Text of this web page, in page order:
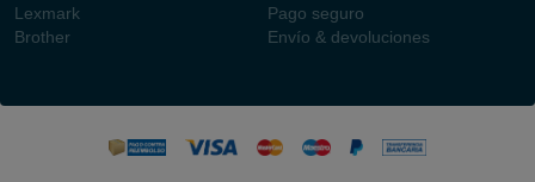
Lexmark
Brother
Pago seguro
Envío & devoluciones